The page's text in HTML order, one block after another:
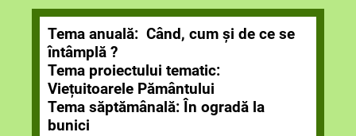
Tema anuală: Când, cum și de ce se
întâmplă ?
Tema proiectului tematic:
Viețuitoarele Pământului
Tema săptămânală: În ogradă la
bunici